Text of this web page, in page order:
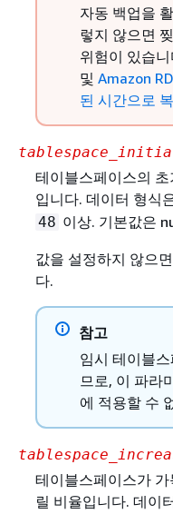
자동 백업을
렇지 않으면
위험이 있습
및 Amazon
된 시간으로
테이블스페이스의
입니다. 데이터 형식
48 이상. 기본값은
값을 설정하지 않으
다.
참고
임시 테이블
므로, 이 파라
에 적용할 수
테이블스페이스가
릴 비율입니다. 데이